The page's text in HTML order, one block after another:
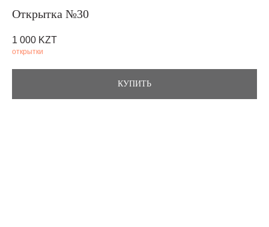
Открытка №30
1 000 KZT
открытки
КУПИТЬ